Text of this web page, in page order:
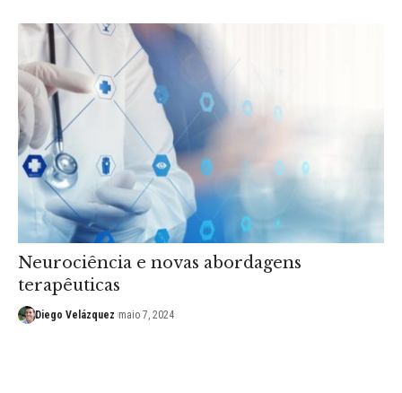
Neurociência e novas abordagens
terapêuticas
Diego Velázquez maio 7, 2024